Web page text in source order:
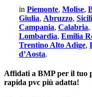
in Piemonte, Molise,
Giulia, Abruzzo,
Campania, Calabria,
Lombardia, Emilia
Trentino Alto Adige,
d’Aosta.
Affidati a BMP per il tuo
rapida pvc più adatta!